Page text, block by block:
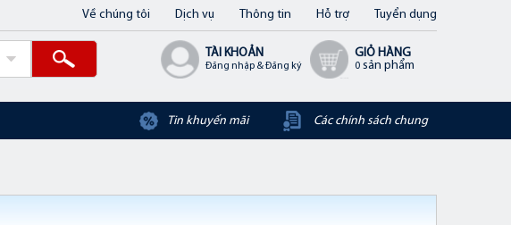
Về chúng tôi Dịch vụ Thông tin Hỗ trợ Tuyển dụng
GIỎ HÀNG
0 sản phẩm
TÀI KHOẢN
Đăng nhập & Đăng ký
Tin khuyến mãi Các chính sách chung